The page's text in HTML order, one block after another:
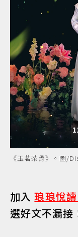
《玉茗茶骨》。圖/
加入琅琅悅
選好文不漏接